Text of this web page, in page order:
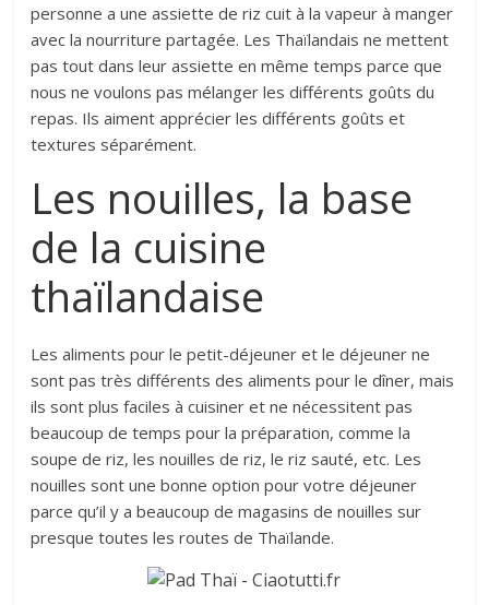
personne a une assiette de riz cuit à la vapeur à manger
avec la nourriture partagée. Les Thaïlandais ne mettent
pas tout dans leur assiette en même temps parce que
nous ne voulons pas mélanger les différents goûts du
repas. Ils aiment apprécier les différents goûts et
textures séparément.
Les nouilles, la base
de la cuisine
thaïlandaise
Les aliments pour le petit-déjeuner et le déjeuner ne
sont pas très différents des aliments pour le dîner, mais
ils sont plus faciles à cuisiner et ne nécessitent pas
beaucoup de temps pour la préparation, comme la
soupe de riz, les nouilles de riz, le riz sauté, etc. Les
nouilles sont une bonne option pour votre déjeuner
parce qu’il y a beaucoup de magasins de nouilles sur
presque toutes les routes de Thaïlande.